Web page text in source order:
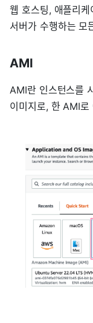
웹 호스팅, 애플리
서버가 수행하는 모
AMI
AMI란 인스턴스를
이미지로, 한 AMI로